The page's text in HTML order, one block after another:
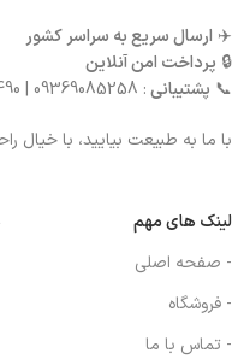
✈️ ارسال سریع به سراسر کشور
🔒 پرداخت امن آنلاین
📞 پشتیبانی: 09369085258 | 09393198490
با ما به طبیعت بیایید، با خیال
لینک های مهم
- صفحه اصلی
- فروشگاه
- تماس با ما